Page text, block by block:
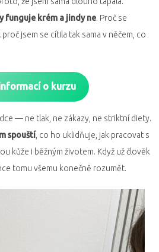
funguje krém a jindy ne. Proč se
jsem se cítila tak sama v něčem, co
o kurzu
— ne tlak, ne zákazy, ne striktní diety.
spouští , co ho uklidňuje, jak pracovat s
kůže i běžným životem. Když už člověk
tomu všemu konečně rozumět.